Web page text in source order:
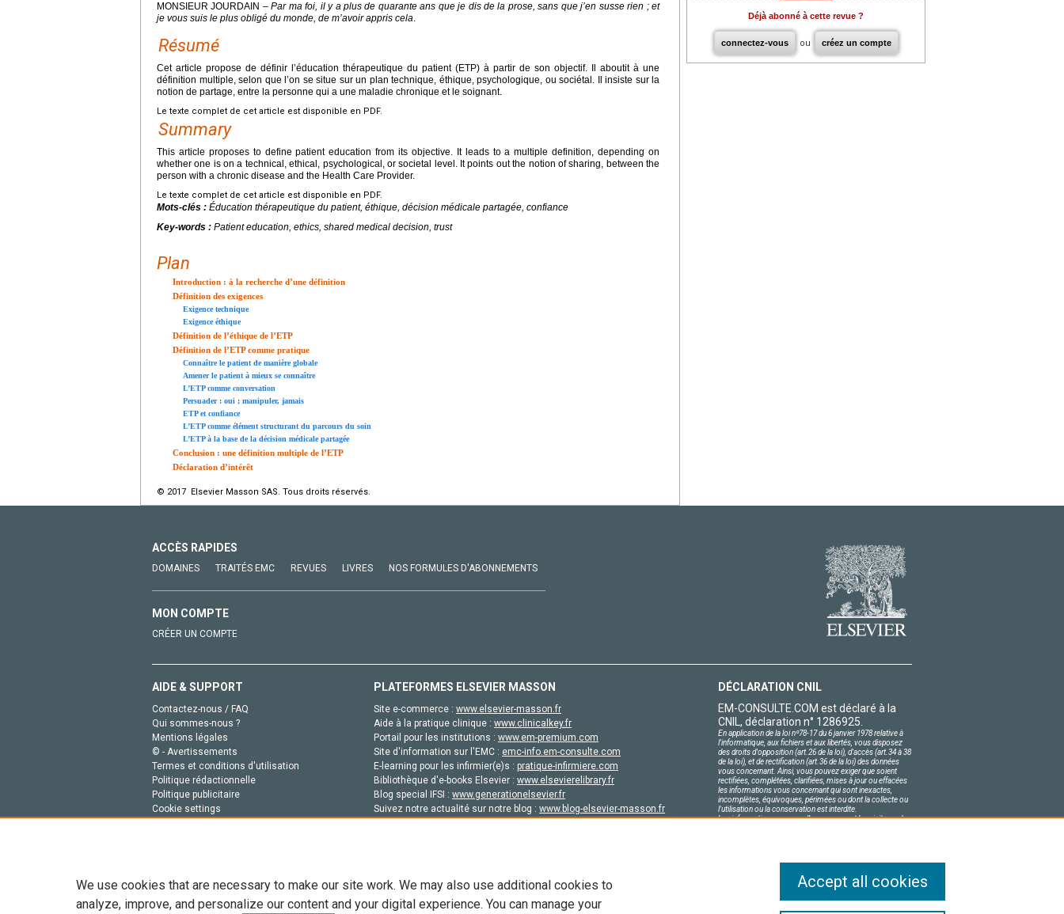
MONSIEUR JOURDAIN –Par ma foi, il y a plus de quarante ans que je dis de la prose, sans que j’en susse rien ; et
je vous suis le plus obligé du monde, de m’avoir appris cela.
Résumé
Cet article propose de définir l’éducation thérapeutique du patient (ETP) à partir de son objectif. Il aboutit à une
définition multiple, selon que l’on se situe sur un plan technique, éthique, psychologique, ou sociétal. Il insiste sur la
notion de partage, entre la personne qui a une maladie chronique et le soignant.
Le texte complet de cet article est disponible en PDF.
Summary
This article proposes to define patient education from its objective. It leads to a multiple definition, depending on
whether one is on a technical, ethical, psychological, or societal level. It points out the notion of sharing, between the
person with a chronic disease and the Health Care Provider.
Le texte complet de cet article est disponible en PDF.
Mots-clés : Éducation thérapeutique du patient, éthique, décision médicale partagée, confiance
Key-words : Patient education, ethics, shared medical decision, trust
Plan
Introduction : à la recherche d’une définition
Définition des exigences
Exigence technique
Exigence éthique
Définition de l’éthique de l’ETP
Définition de l’ETP comme pratique
Connaître le patient de manière globale
Amener le patient à mieux se connaître
L’ETP comme conversation
Persuader : oui ; manipuler, jamais
ETP et confiance
L’ETP comme élément structurant du parcours du soin
L’ETP à la base de la décision médicale partagée
Conclusion : une définition multiple de l’ETP
Déclaration d’intérêt
© 2017 Elsevier Masson SAS. Tous droits réservés.
Déjà abonné à cette revue ?
connectez-vous ou créez un compte
ACCÈS RAPIDES
DOMAINES TRAITÉS EMC REVUES LIVRES NOS FORMULES D'ABONNEMENTS
MON COMPTE
CRÉER UN COMPTE
AIDE & SUPPORT
Contactez-nous / FAQ
Qui sommes-nous ?
Mentions légales
© - Avertissements
Termes et conditions d'utilisation
Politique rédactionnelle
Politique publicitaire
Cookie settings
PLATEFORMES ELSEVIER MASSON
Site e-commerce : www.elsevier-masson.fr
Aide à la pratique clinique : www.clinicalkey.fr
Portail pour les institutions : www.em-premium.com
Site d'information sur l'EMC : emc-info.em-consulte.com
E-learning pour les infirmier(e)s : pratique-infirmiere.com
Bibliothèque d'e-books Elsevier : www.elsevierelibrary.fr
Blog special IFSI : www.generationelsevier.fr
Suivez notre actualité sur notre blog : www.blog-elsevier-masson.fr
DÉCLARATION CNIL
EM-CONSULTE.COM est déclaré à la
CNIL, déclaration n° 1286925.
En application de la loi nº78-17 du 6 janvier 1978 relative à
l'informatique, aux fichiers et aux libertés, vous disposez
des droits d'opposition (art.26 de la loi), d'accès (art.34 à 38
de la loi), et de rectification (art.36 de la loi) des données
vous concernant. Ainsi, vous pouvez exiger que soient
rectifiées, complétées, clarifiées, mises à jour ou effacées
les informations vous concernant qui sont inexactes,
incomplètes, équivoques, périmées ou dont la collecte ou
l'utilisation ou la conservation est interdite.
Les informations personnelles concernant les visiteurs de
We use cookies that are necessary to make our site work. We may also use additional cookies to
analyze, improve, and personalize our content and your digital experience. You can manage your
Accept all cookies